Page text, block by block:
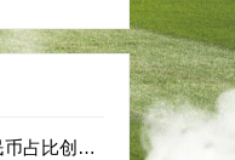
新高但遭遇